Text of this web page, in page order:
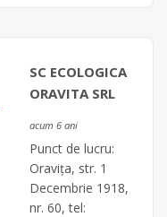
SC ECOLOGICA
ORAVITA SRL
acum 6 ani
Punct de lucru:
Oravița, str. 1
Decembrie 1918,
nr. 60, tel: